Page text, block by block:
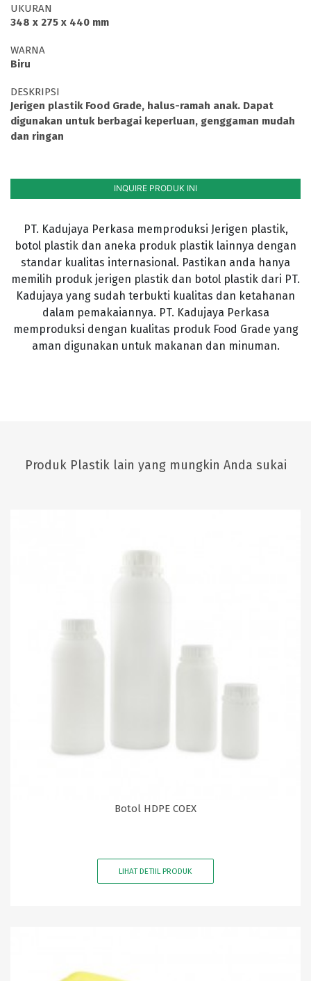
UKURAN
348 x 275 x 440 mm
WARNA
Biru
DESKRIPSI
Jerigen plastik Food Grade, halus-ramah anak. Dapat
digunakan untuk berbagai keperluan, genggaman mudah
dan ringan
INQUIRE PRODUK INI
PT. Kadujaya Perkasa memproduksi Jerigen plastik,
botol plastik dan aneka produk plastik lainnya dengan
standar kualitas internasional. Pastikan anda hanya
memilih produk jerigen plastik dan botol plastik dari PT.
Kadujaya yang sudah terbukti kualitas dan ketahanan
dalam pemakaiannya. PT. Kadujaya Perkasa
memproduksi dengan kualitas produk Food Grade yang
aman digunakan untuk makanan dan minuman.
Produk Plastik lain yang mungkin Anda sukai
Botol HDPE COEX
LIHAT DETIIL PRODUK